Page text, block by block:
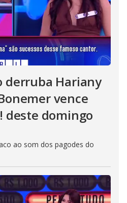
derruba Hariany
vence
deste domingo
ao som dos pagodes do